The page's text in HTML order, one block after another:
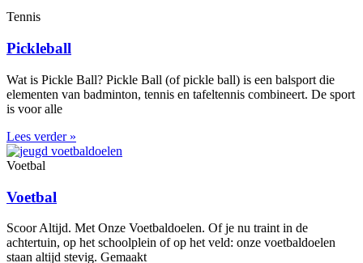
Tennis
Pickleball
Wat is Pickle Ball? Pickle Ball (of pickle ball) is een balsport die
elementen van badminton, tennis en tafeltennis combineert. De sport
is voor alle
Lees verder »
Voetbal
Voetbal
Scoor Altijd. Met Onze Voetbaldoelen. Of je nu traint in de
achtertuin, op het schoolplein of op het veld: onze voetbaldoelen
staan altijd stevig. Gemaakt